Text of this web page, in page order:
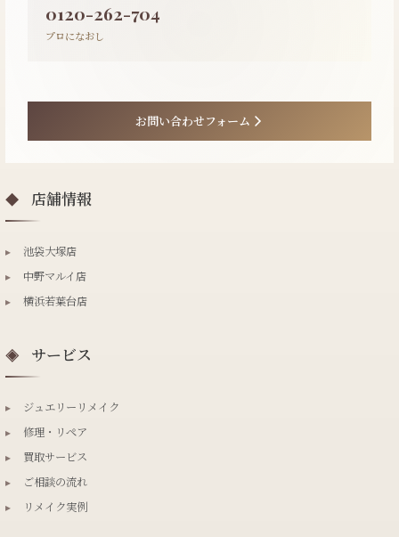
0120-262-704
プロになおし
お問い合わせフォーム
◆ 店舗情報
▸
池袋大塚店
▸
中野マルイ店
▸
横浜若葉台店
◈ サービス
▸
ジュエリーリメイク
▸
修理・リペア
▸
買取サービス
▸
ご相談の流れ
▸
リメイク実例